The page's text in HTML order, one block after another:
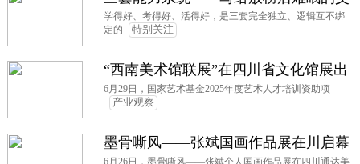
母
学得好、考得好、活得好，是三套完全独立、逻辑互不绑
定的
特别关注
“西南美术馆联展”在四川省文化馆展出
6月29日，国家艺术基金2025年度艺术人才培训资助项
产业观察
墨骨嘶风——张斌国画作品展在川启幕
6月26日，墨骨嘶风——张斌个人国画作品展在四川通达美